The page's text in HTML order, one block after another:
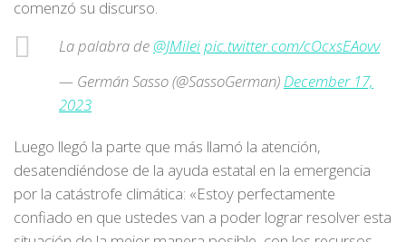
comenzó su discurso.
La palabra de @JMileipic.twitter.com/cOcxsEAovv
— Germán Sasso (@SassoGerman)December 17,
2023
Luego llegó la parte que más llamó la atención,
desatendiéndose de la ayuda estatal en la emergencia
por la catástrofe climática: «Estoy perfectamente
confiado en que ustedes van a poder lograr resolver esta